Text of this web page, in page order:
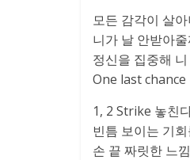
모든 감각이 살
니가 날 안받아
정신을 집중해
One last chance
1, 2 Strike 놓친
빈틈 보이는 기
손 끝 짜릿한 느